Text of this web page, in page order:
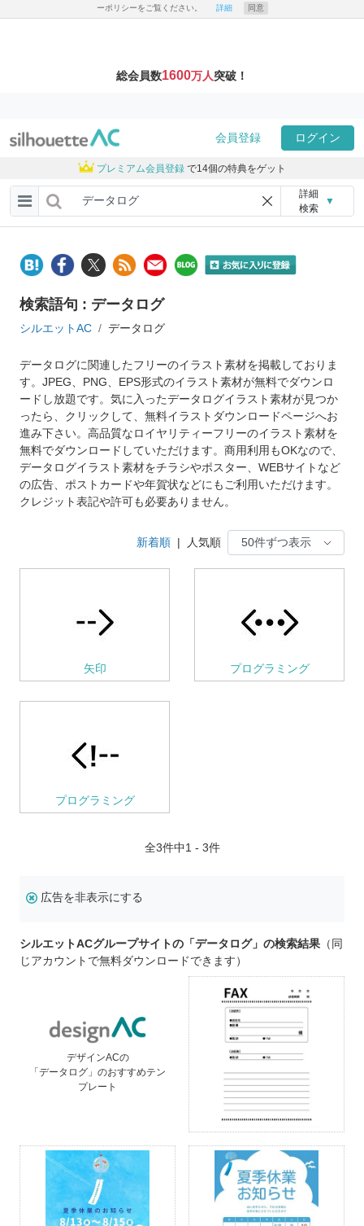
ーポリシーをご覧ください。 詳細 同意
総会員数1600万人突破！
会員登録 ログイン
プレミアム会員登録 で14個の特典をゲット
詳細
検索
▼
検索語句 : データログ
シルエットAC データログ
データログに関連したフリーのイラスト素材を掲載しておりま
す。JPEG、PNG、EPS形式のイラスト素材が無料でダウンロ
ードし放題です。気に入ったデータログイラスト素材が見つか
ったら、クリックして、無料イラストダウンロードページへお
進み下さい。高品質なロイヤリティーフリーのイラスト素材を
無料でダウンロードしていただけます。商用利用もOKなので、
データログイラスト素材をチラシやポスター、WEBサイトなど
の広告、ポストカードや年賀状などにもご利用いただけます。
クレジット表記や許可も必要ありません。
新着順 | 人気順
矢印 プログラミング
プログラミング
全3件中1 - 3件
広告を非表示にする
シルエットACグループサイトの「データログ」の検索結果 （同
じアカウントで無料ダウンロードできます）
デザインACの
「データログ」のおすすめテン
プレート